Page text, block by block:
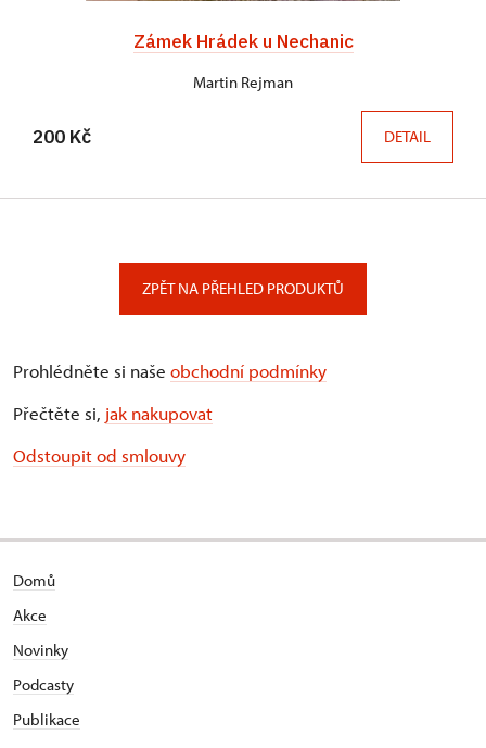
Zámek Hrádek u Nechanic
Martin Rejman
200 Kč DETAIL
ZPĚT NA PŘEHLED PRODUKTŮ
Prohlédněte si naše obchodní podmínky
Přečtěte si, jak nakupovat
Odstoupit od smlouvy
Domů
Akce
Novinky
Podcasty
Publikace